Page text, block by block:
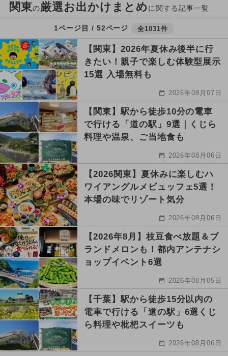
関東の厳選お出かけまとめに関する記事一覧
1ページ目 / 52ページ 全1031件
【関東】2026年夏休み後半に行
きたい！親子で楽しむ体験型展示
15選 入場無料も
2026年08月07日
【関東】駅から徒歩10分の電車
で行ける「道の駅」9選｜くじら
料理や温泉、ご当地食も
2026年08月06日
【2026関東】夏休みに楽しむハ
ワイアングルメビュッフェ5選！
本場の味でリゾート気分
2026年08月06日
【2026年8月】枝豆食べ放題＆ブ
ランドメロンも！都内アンテナシ
ョップイベント6選
2026年08月05日
【千葉】駅から徒歩15分以内の
電車で行ける「道の駅」6選くじ
ら料理や枇杷スイーツも
2026年08月06日